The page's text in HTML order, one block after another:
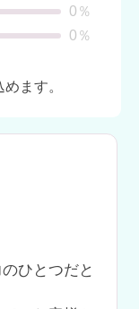
0％
0％
ます。
ひとつだと